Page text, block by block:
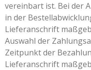
vereinbart ist. Bei der
in der
Lieferanschrift
Auswahl der
Zeitpunkt der
Lieferanschrift